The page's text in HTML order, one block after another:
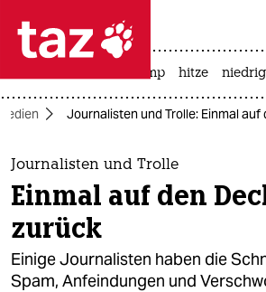
 taz zahl ich
taz zahl ich
themen
politik
öko
gesellschaft
usa unter trump hitze
Journalisten und Trolle: Einmal
Journalisten und Trolle
Einmal auf den
zurück
Einige Journalisten haben die
Spam, Anfeindungen und